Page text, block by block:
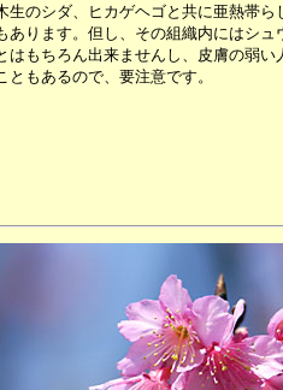
生のシダ、ヒカゲヘゴと共に亜熱帯ら
あります。但し、その組織内にはシュ
はもちろん出来ませんし、皮膚の弱い
ともあるので、要注意です。